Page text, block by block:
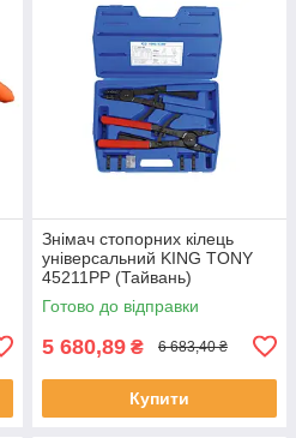
Знімач стопорних кілець
універсальний KING TONY
45211PP (Тайвань)
Готово до відправки
5 680,89 ₴ 6 683,40 ₴
Купити